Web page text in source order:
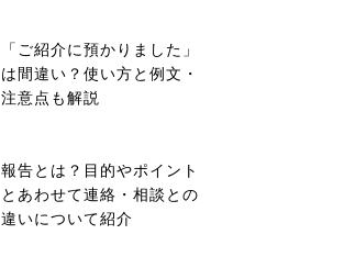
「ご紹介に預かりました」
は間違い？使い方と例文・
注意点も解説
報告とは？目的やポイント
とあわせて連絡・相談との
違いについて紹介